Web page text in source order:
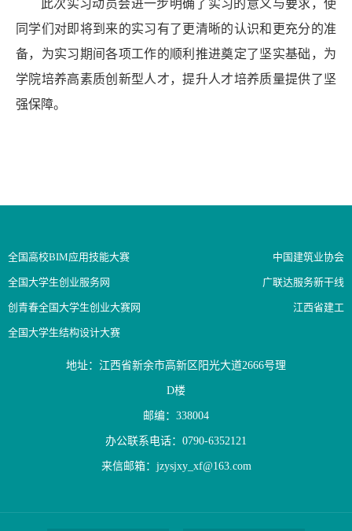
此次实习动员会进一步明确了实习的意义与要求，使
同学们对即将到来的实习有了更清晰的认识和更充分的准
备，为实习期间各项工作的顺利推进奠定了坚实基础，为
学院培养高素质创新型人才，提升人才培养质量提供了坚
强保障。
全国高校BIM应用技能大赛 中国建筑业协会
全国大学生创业服务网 广联达服务新干线
创青春全国大学生创业大赛网 江西省建工
全国大学生结构设计大赛
地址：江西省新余市高新区阳光大道2666号理
D楼
邮编：338004
办公联系电话：0790-6352121
来信邮箱：jzysjxy_xf@163.com